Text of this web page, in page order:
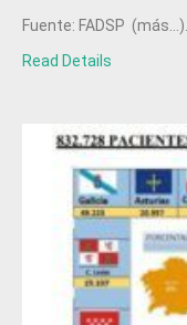
Fuente: FADSP (más…)...
Read Details